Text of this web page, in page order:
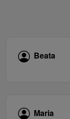
Beata
Maria